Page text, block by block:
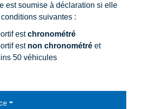
est soumise à déclaration si elle
suivantes :
estchronométré
est non chronométré et
50 véhicules